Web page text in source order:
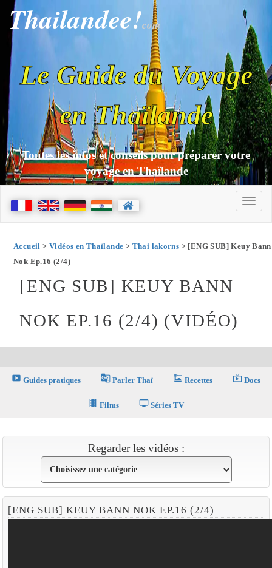
Thailandee!com
Le Guide du Voyage
en Thaïlande
Toutes les infos et conseils pour préparer votre
voyage en Thaïlande
Accueil > Vidéos en Thaïlande > Thai lakorns > [ENG SUB] Keuy Bann
Nok Ep.16 (2/4)
[ENG SUB] KEUY BANN
NOK EP.16 (2/4) (VIDÉO)
smart_display Guides pratiques g_translate Parler Thaï dinner_dining Recettes live_tv Docs
theaters Films tv Séries TV
Regarder les vidéos :
[ENG SUB] KEUY BANN NOK EP.16 (2/4)